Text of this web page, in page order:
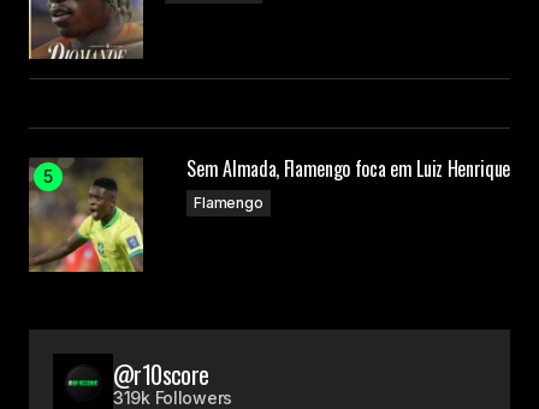
Sem Almada, Flamengo foca em Luiz Henrique
Flamengo
@r10score
319k Followers